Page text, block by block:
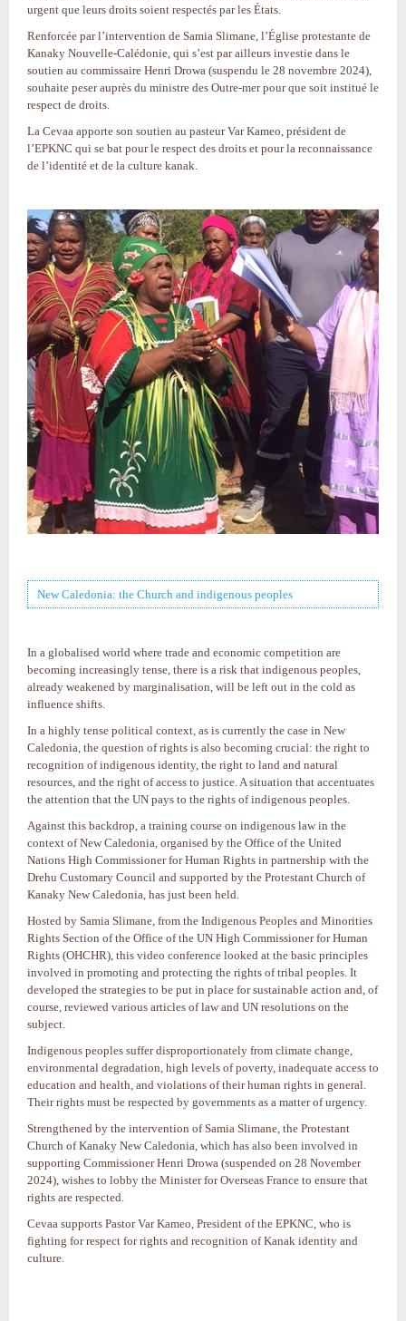
urgent que leurs droits soient respectés par les États.
Renforcée par l’intervention de Samia Slimane, l’Église protestante de
Kanaky Nouvelle-Calédonie, qui s’est par ailleurs investie dans le
soutien au commissaire Henri Drowa (suspendu le 28 novembre 2024),
souhaite peser auprès du ministre des Outre-mer pour que soit institué le
respect de droits.
La Cevaa apporte son soutien au pasteur Var Kameo, président de
l’EPKNC qui se bat pour le respect des droits et pour la reconnaissance
de l’identité et de la culture kanak.
New Caledonia: the Church and indigenous peoples
In a globalised world where trade and economic competition are
becoming increasingly tense, there is a risk that indigenous peoples,
already weakened by marginalisation, will be left out in the cold as
influence shifts.
In a highly tense political context, as is currently the case in New
Caledonia, the question of rights is also becoming crucial: the right to
recognition of indigenous identity, the right to land and natural
resources, and the right of access to justice. A situation that accentuates
the attention that the UN pays to the rights of indigenous peoples.
Against this backdrop, a training course on indigenous law in the
context of New Caledonia, organised by the Office of the United
Nations High Commissioner for Human Rights in partnership with the
Drehu Customary Council and supported by the Protestant Church of
Kanaky New Caledonia, has just been held.
Hosted by Samia Slimane, from the Indigenous Peoples and Minorities
Rights Section of the Office of the UN High Commissioner for Human
Rights (OHCHR), this video conference looked at the basic principles
involved in promoting and protecting the rights of tribal peoples. It
developed the strategies to be put in place for sustainable action and, of
course, reviewed various articles of law and UN resolutions on the
subject.
Indigenous peoples suffer disproportionately from climate change,
environmental degradation, high levels of poverty, inadequate access to
education and health, and violations of their human rights in general.
Their rights must be respected by governments as a matter of urgency.
Strengthened by the intervention of Samia Slimane, the Protestant
Church of Kanaky New Caledonia, which has also been involved in
supporting Commissioner Henri Drowa (suspended on 28 November
2024), wishes to lobby the Minister for Overseas France to ensure that
rights are respected.
Cevaa supports Pastor Var Kameo, President of the EPKNC, who is
fighting for respect for rights and recognition of Kanak identity and
culture.